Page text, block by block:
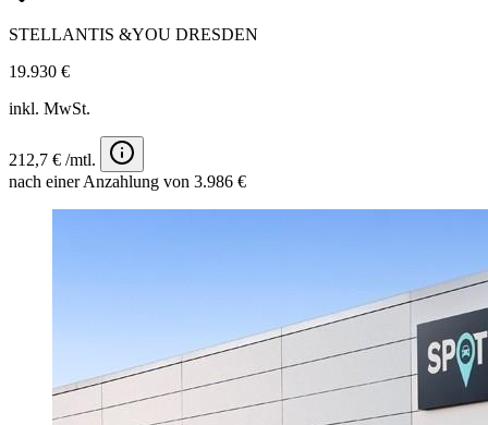
STELLANTIS &YOU DRESDEN
19.930 €
inkl. MwSt.
212,7 € /mtl.
nach einer Anzahlung von 3.986 €